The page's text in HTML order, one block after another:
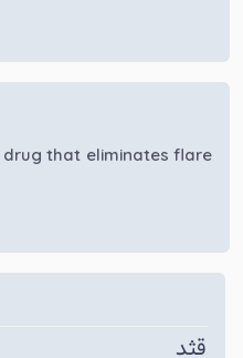
that eliminates flare
قثد